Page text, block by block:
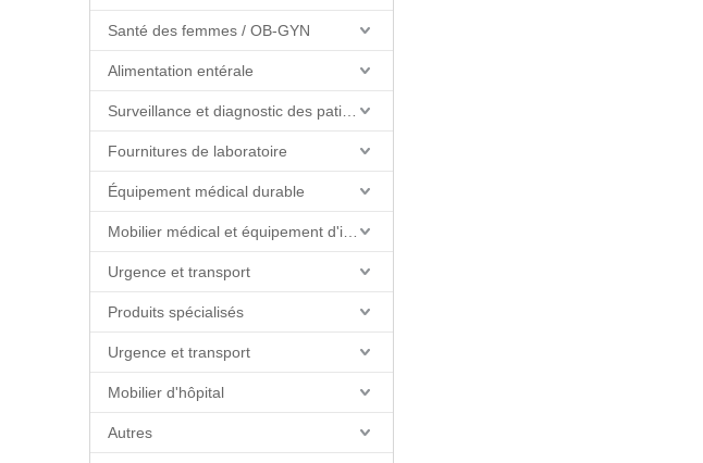
Santé des femmes / OB-GYN
Alimentation entérale
Fournitures de laboratoire
Équipement médical durable
Urgence et transport
Produits spécialisés
Urgence et transport
Mobilier d'hôpital
Autres